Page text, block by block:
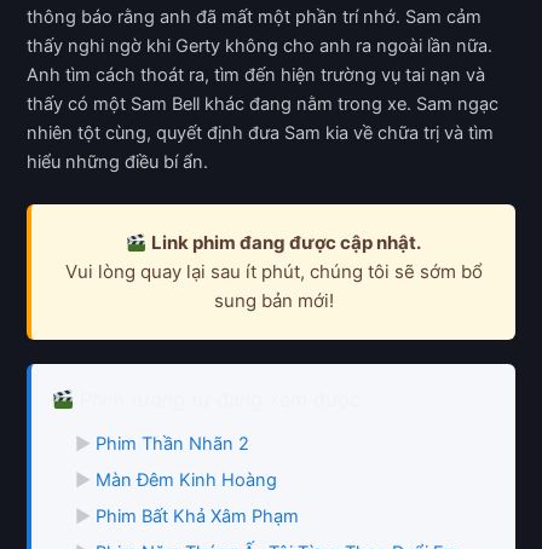
thông báo rằng anh đã mất một phần trí nhớ. Sam cảm
thấy nghi ngờ khi Gerty không cho anh ra ngoài lần nữa.
Anh tìm cách thoát ra, tìm đến hiện trường vụ tai nạn và
thấy có một Sam Bell khác đang nằm trong xe. Sam ngạc
nhiên tột cùng, quyết định đưa Sam kia về chữa trị và tìm
hiểu những điều bí ẩn.
Link phim đang được cập nhật.
Vui lòng quay lại sau ít phút, chúng tôi sẽ sớm bổ
sung bản mới!
▶ Phim Thần Nhãn 2
▶ Màn Đêm Kinh Hoàng
▶ Phim Bất Khả Xâm Phạm